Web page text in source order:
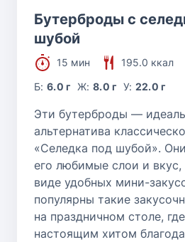
Бутерброды с
шубой
15 мин
195.0 ккал
Б:6.0 г Ж: 8.0 г У: 22.0 г
Эти бутерброды —
альтернатива
«Селедка под шубой».
его любимые слои и
виде удобных мини-
популярны такие
на праздничном столе,
настоящим хитом